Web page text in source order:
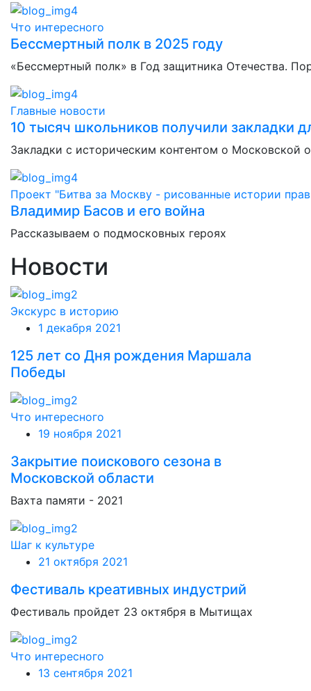
Что интересного
Бессмертный полк в 2025 году
«Бессмертный полк» в Год защитника Отечества.
Главные новости
10 тысяч школьников получили закладки
Закладки с историческим контентом о
Проект "Битва за Москву - рисованные истории
Владимир Басов и его война
Рассказываем о подмосковных героях
Новости
Экскурс в историю
1 декабря 2021
125 лет со Дня рождения Маршала
Победы
Что интересного
19 ноября 2021
Закрытие поискового сезона в
Московской области
Вахта памяти - 2021
Шаг к культуре
21 октября 2021
Фестиваль креативных индустрий
Фестиваль пройдет 23 октября в Мытищах
Что интересного
13 сентября 2021